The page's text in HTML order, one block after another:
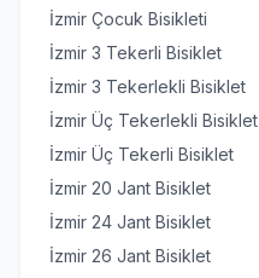
İzmir Çocuk Bisikleti
İzmir 3 Tekerli Bisiklet
İzmir 3 Tekerlekli Bisiklet
İzmir Üç Tekerlekli Bisiklet
İzmir Üç Tekerli Bisiklet
İzmir 20 Jant Bisiklet
İzmir 24 Jant Bisiklet
İzmir 26 Jant Bisiklet